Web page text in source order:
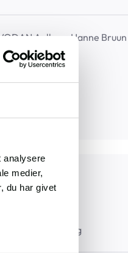
analysere
medier,
du har givet
Aalborg Hanne Bruun
17, 9000, Aalborg